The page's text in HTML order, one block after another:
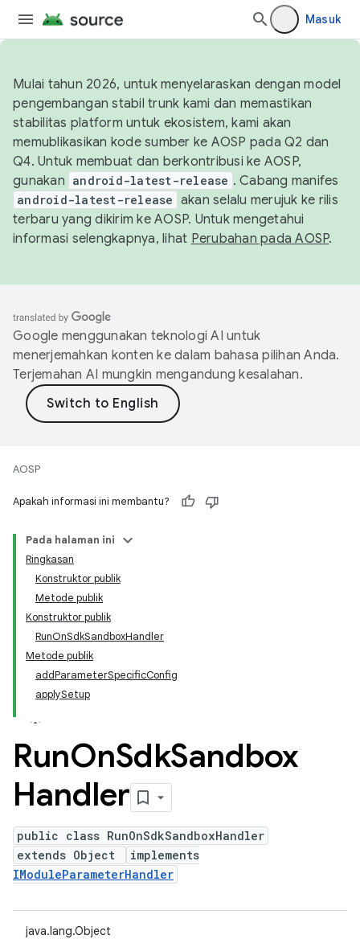
Masuk
Mulai tahun 2026, untuk menyelaraskan dengan model
pengembangan stabil trunk kami dan memastikan
stabilitas platform untuk ekosistem, kami akan
memublikasikan kode sumber ke AOSP pada Q2 dan
Q4. Untuk membuat dan berkontribusi ke AOSP,
gunakan android-latest-release . Cabang manifes
android-latest-release akan selalu merujuk ke rilis
terbaru yang dikirim ke AOSP. Untuk mengetahui
informasi selengkapnya, lihat Perubahan pada AOSP.
Google menggunakan teknologi AI untuk
menerjemahkan konten ke dalam bahasa pilihan Anda.
Terjemahan AI mungkin mengandung kesalahan.
AOSP
Apakah informasi ini membantu?
Pada halaman ini
Ringkasan
Konstruktor publik
Metode publik
Konstruktor publik
RunOnSdkSandboxHandler
Metode publik
addParameterSpecificConfig
applySetup
RunOnSdkSandbox
Handler
public class RunOnSdkSandboxHandler
extends Object
implements
IModuleParameterHandler
java.lang.Object